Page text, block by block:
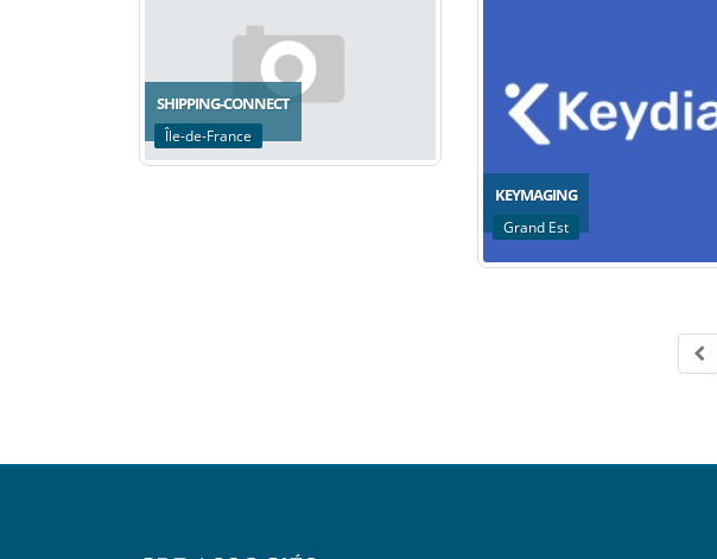
SHIPPING-CONNECT
Île-de-France
KEYMAGING
Grand Est